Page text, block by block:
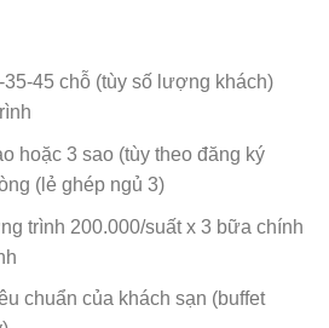
45 chỗ (tùy số lượng khách)
hoặc 3 sao (tùy theo đăng ký
(lẻ ghép ngủ 3)
trình 200.000/suất x 3 bữa chính
chuẩn của khách sạn (buffet